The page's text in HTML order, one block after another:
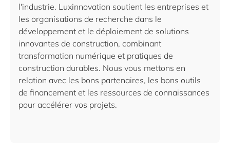
l'industrie. Luxinnovation soutient les entreprises et
les organisations de recherche dans le
développement et le déploiement de solutions
innovantes de construction, combinant
transformation numérique et pratiques de
construction durables. Nous vous mettons en
relation avec les bons partenaires, les bons outils
de financement et les ressources de connaissances
pour accélérer vos projets.